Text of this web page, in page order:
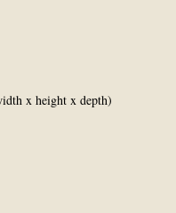
x height x depth)